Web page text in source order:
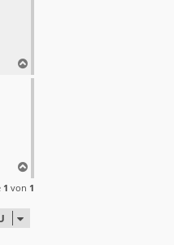
a
a
c
1 von 1